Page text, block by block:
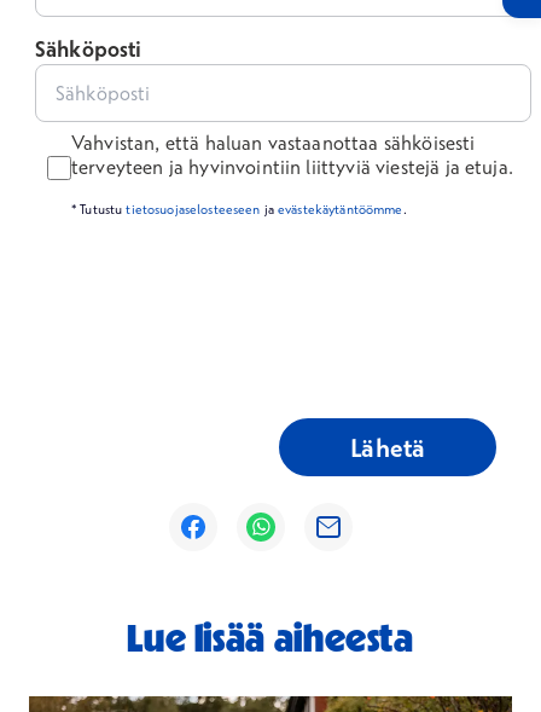
Sähköposti
Vahvistan, että haluan vastaanottaa sähköisesti
terveyteen ja hyvinvointiin liittyviä viestejä ja etuja.
* Tutustutietosuojaselosteeseen jaevästekäytäntöömme.
Lähetä
Avautuu uuteen ikkunaan
Avautuu uuteen ikkunaan
Avautuu uuteen ikkunaan
Lue lisää aiheesta